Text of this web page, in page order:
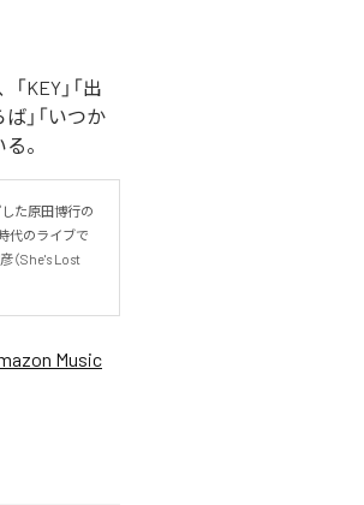
KEY」「出
」「いつか
。
た原田博行の
代のライブで
（She's Lost
Music